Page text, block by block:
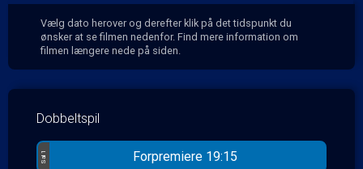
Vælg dato herover og derefter klik på det tidspunkt du
ønsker at se filmen nedenfor. Find mere information om
filmen længere nede på siden.
Dobbeltspil
Sal 1 Forpremiere 19:15